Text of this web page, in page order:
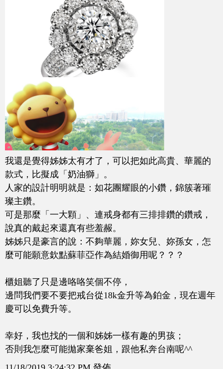
我還是覺得姊姊太有才了，可以把如此高貴、華麗的
款式，比擬成「奶油獅」。
人家的設計明明就是：如花團耀眼的小鑽，錦簇著璀
璨主鑽。
可是那麼「一大顆」、連戒身都有三排排鑽的鑽戒，
說真的戴起來還真有些羞赧。
姊姊只是豪言的說：不夠華麗，妳女兒、妳孫女，怎
麼可能願意欽點蘇菲亞作為結婚御用呢？？？
櫃姐聽了只是邊咯咯笑個不停，
邊問我們要不要把戒台從18k金升等為鉑金，現在週年
慶可以免費升等。
幸好，我也找的一個和姊姊一樣有趣的男孩；
否則我怎麼可能拋家棄爸姐，跟他私奔台南呢^^